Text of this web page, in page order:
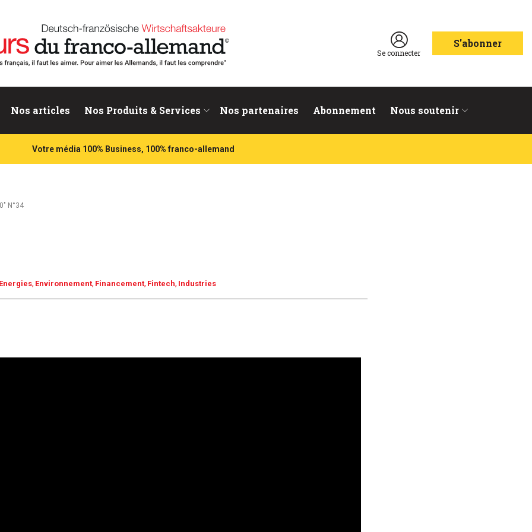
Se connecter
S'abonner
Nos articles Nos Produits & Services Nos partenaires Abonnement Nous soutenir
Votre média 100% Business, 100% franco-allemand
N°34
Energies Environnement Financement Fintech Industries